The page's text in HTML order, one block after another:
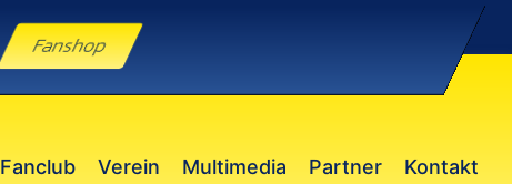
Fanshop
Fanclub Verein Multimedia Partner Kontakt